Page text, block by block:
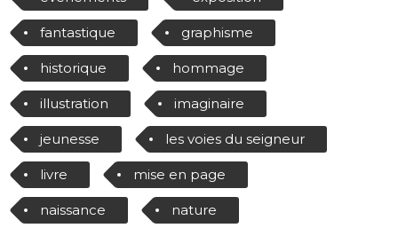
fantastique graphisme
historique hommage
illustration imaginaire
jeunesse les voies du seigneur
livre mise en page
naissance nature